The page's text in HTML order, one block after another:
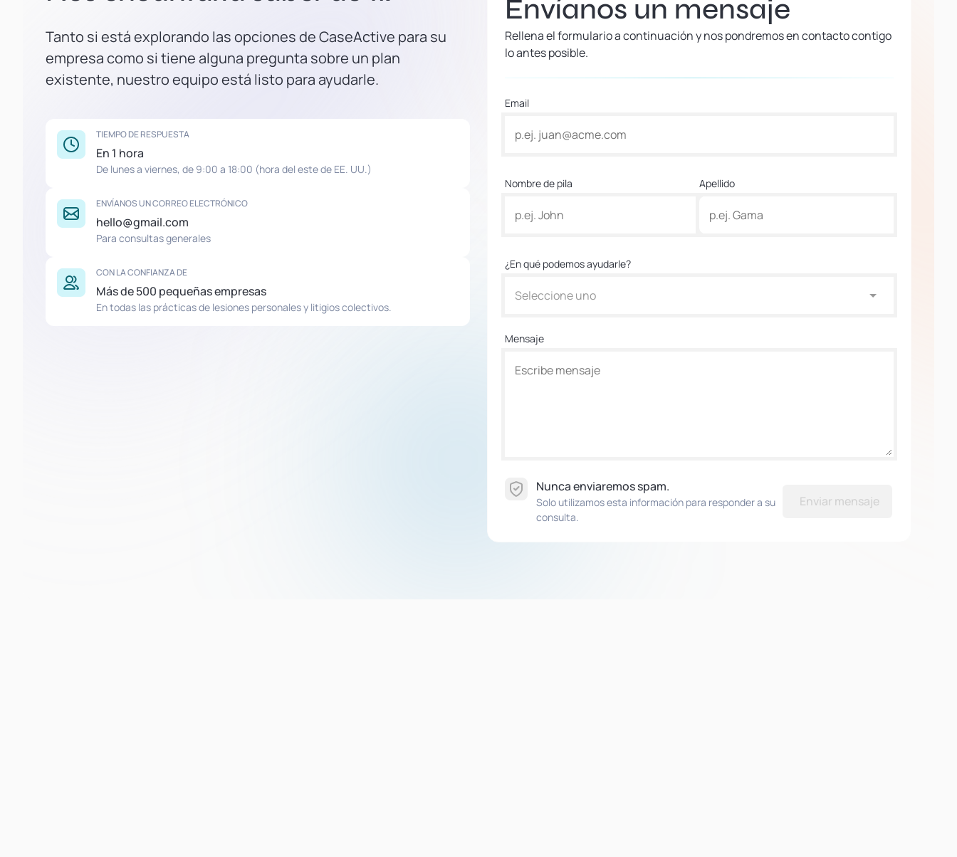
Tanto si está explorando las opciones de CaseActive para su
empresa como si tiene alguna pregunta sobre un plan
existente, nuestro equipo está listo para ayudarle.
TIEMPO DE RESPUESTA
En 1 hora
De lunes a viernes, de 9:00 a 18:00 (hora del este de EE. UU.)
ENVÍANOS UN CORREO ELECTRÓNICO
hello@gmail.com
Para consultas generales
CON LA CONFIANZA DE
Más de 500 pequeñas empresas
En todas las prácticas de lesiones personales y litigios colectivos.
Envíanos un mensaje
Rellena el formulario a continuación y nos pondremos en contacto contigo
lo antes posible.
Email
Nombre de pila Apellido
¿En qué podemos ayudarle?
Seleccione uno
Mensaje
Nunca enviaremos spam.
Solo utilizamos esta información para responder a su
consulta.
Enviar mensaje